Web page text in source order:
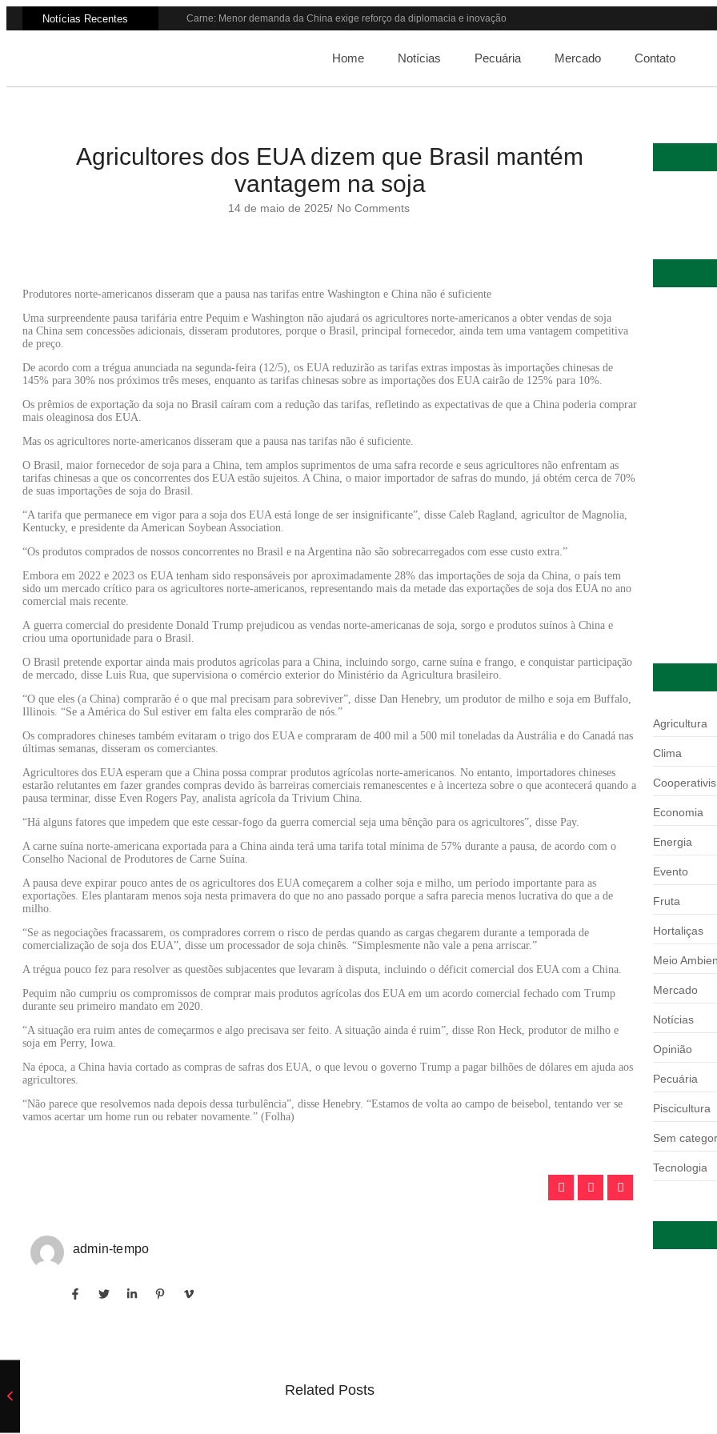
Notícias Recentes
Carne: Menor demanda da China exige reforço da diplomacia e inovação
Recuperação judicial no agro cresceu 66% em um ano no país
Agroleite 2026 abre com anúncio do curso de Medicina Veterinária e R$ 215 milhões em investimentos
Home Notícias Pecuária Mercado Contato
Agricultores dos EUA dizem que Brasil mantém
vantagem na soja
14 de maio de 2025/ No Comments
Produtores norte-americanos disseram que a pausa nas tarifas entre Washington e China não é suficiente
Uma surpreendente pausa tarifária entre Pequim e Washington não ajudará os agricultores norte-americanos a obter vendas de soja
na China sem concessões adicionais, disseram produtores, porque o Brasil, principal fornecedor, ainda tem uma vantagem competitiva
de preço.
De acordo com a trégua anunciada na segunda-feira (12/5), os EUA reduzirão as tarifas extras impostas às importações chinesas de
145% para 30% nos próximos três meses, enquanto as tarifas chinesas sobre as importações dos EUA cairão de 125% para 10%.
Os prêmios de exportação da soja no Brasil caíram com a redução das tarifas, refletindo as expectativas de que a China poderia comprar
mais oleaginosa dos EUA.
Mas os agricultores norte-americanos disseram que a pausa nas tarifas não é suficiente.
O Brasil, maior fornecedor de soja para a China, tem amplos suprimentos de uma safra recorde e seus agricultores não enfrentam as
tarifas chinesas a que os concorrentes dos EUA estão sujeitos. A China, o maior importador de safras do mundo, já obtém cerca de 70%
de suas importações de soja do Brasil.
“A tarifa que permanece em vigor para a soja dos EUA está longe de ser insignificante”, disse Caleb Ragland, agricultor de Magnolia,
Kentucky, e presidente da American Soybean Association.
“Os produtos comprados de nossos concorrentes no Brasil e na Argentina não são sobrecarregados com esse custo extra.”
Embora em 2022 e 2023 os EUA tenham sido responsáveis por aproximadamente 28% das importações de soja da China, o país tem
sido um mercado crítico para os agricultores norte-americanos, representando mais da metade das exportações de soja dos EUA no ano
comercial mais recente.
A guerra comercial do presidente Donald Trump prejudicou as vendas norte-americanas de soja, sorgo e produtos suínos à China e
criou uma oportunidade para o Brasil.
O Brasil pretende exportar ainda mais produtos agrícolas para a China, incluindo sorgo, carne suína e frango, e conquistar participação
de mercado, disse Luis Rua, que supervisiona o comércio exterior do Ministério da Agricultura brasileiro.
“O que eles (a China) comprarão é o que mal precisam para sobreviver”, disse Dan Henebry, um produtor de milho e soja em Buffalo,
Illinois. “Se a América do Sul estiver em falta eles comprarão de nós.”
Os compradores chineses também evitaram o trigo dos EUA e compraram de 400 mil a 500 mil toneladas da Austrália e do Canadá nas
últimas semanas, disseram os comerciantes.
Agricultores dos EUA esperam que a China possa comprar produtos agrícolas norte-americanos. No entanto, importadores chineses
estarão relutantes em fazer grandes compras devido às barreiras comerciais remanescentes e à incerteza sobre o que acontecerá quando a
pausa terminar, disse Even Rogers Pay, analista agrícola da Trivium China.
“Há alguns fatores que impedem que este cessar-fogo da guerra comercial seja uma bênção para os agricultores”, disse Pay.
A carne suína norte-americana exportada para a China ainda terá uma tarifa total mínima de 57% durante a pausa, de acordo com o
Conselho Nacional de Produtores de Carne Suína.
A pausa deve expirar pouco antes de os agricultores dos EUA começarem a colher soja e milho, um período importante para as
exportações. Eles plantaram menos soja nesta primavera do que no ano passado porque a safra parecia menos lucrativa do que a de
milho.
“Se as negociações fracassarem, os compradores correm o risco de perdas quando as cargas chegarem durante a temporada de
comercialização de soja dos EUA”, disse um processador de soja chinês. “Simplesmente não vale a pena arriscar.”
A trégua pouco fez para resolver as questões subjacentes que levaram à disputa, incluindo o déficit comercial dos EUA com a China.
Pequim não cumpriu os compromissos de comprar mais produtos agrícolas dos EUA em um acordo comercial fechado com Trump
durante seu primeiro mandato em 2020.
“A situação era ruim antes de começarmos e algo precisava ser feito. A situação ainda é ruim”, disse Ron Heck, produtor de milho e
soja em Perry, Iowa.
Na época, a China havia cortado as compras de safras dos EUA, o que levou o governo Trump a pagar bilhões de dólares em ajuda aos
agricultores.
“Não parece que resolvemos nada depois dessa turbulência”, disse Henebry. “Estamos de volta ao campo de beisebol, tentando ver se
vamos acertar um home run ou rebater novamente.” (Folha)
admin-tempo
Related Posts
Agricultura
Clima
Economia
Energia
Evento
Fruta
Hortaliças
Meio
Mercado
Notícias
Opinião
Pecuária
Piscicultura
Sem
Tecnologia